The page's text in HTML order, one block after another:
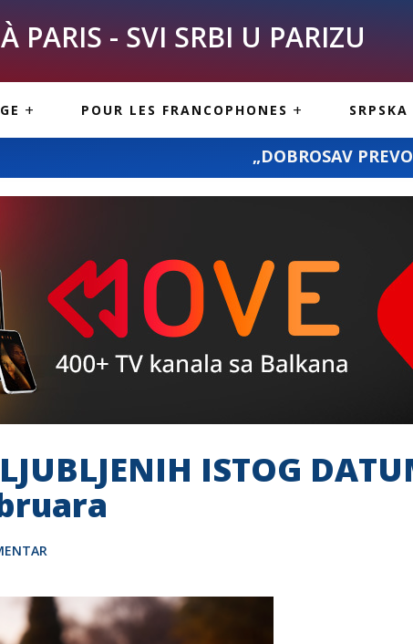
PARIS - SVI SRBI U PARIZU
POUR LES FRANCOPHONES
PARIS
CUISINE SERBE
„DOBROSAV PREVOZ“: prevoz
ISTOG